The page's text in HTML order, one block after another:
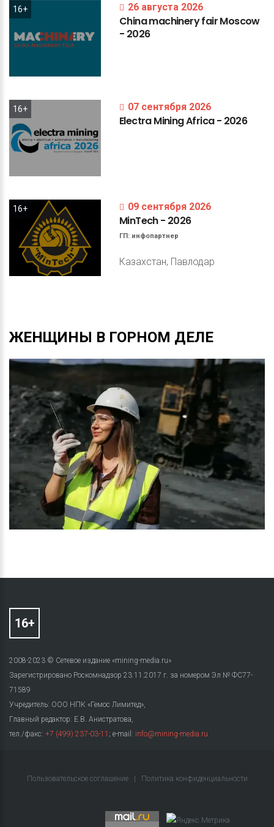
16+ 26 августа 2026
ChinamachineryfairMoscow
- 2026
16+ 07 сентября 2026
ElectraMiningAfrica- 2026
16+ 09 сентября 2026
MinTech- 2026
ГП: инфопартнер
Казахстан, Павлодар
ЖЕНЩИНЫ В ГОРНОМ ДЕЛЕ
2008-2023 © Сетевое издание «mining-media.ru»
Зарегистрировано Роскомнадзор 23.11.2017 г. за номером Эл № ФС77-
71589
Учредитель: ООО НПК «Гемос Лимитед»,
Главный редактор: Е.В. Анистратова,
тел./факс: +7 (499) 237-03-11 ; e-mail: info@mining-media.ru
Пользовательское соглашение Политика конфиденциальности